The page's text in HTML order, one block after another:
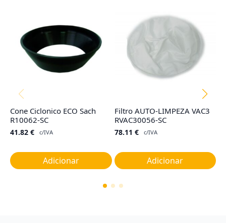
Cone Ciclonico ECO Sach
R10062-SC
41.82 € c/IVA
Adicionar
Filtro AUTO-LIMPEZA VAC3
RVAC30056-SC
78.11 € c/IVA
Adicionar